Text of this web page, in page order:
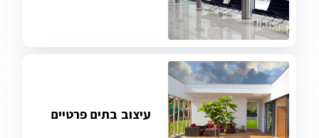
עיצוב בתים פרטיים